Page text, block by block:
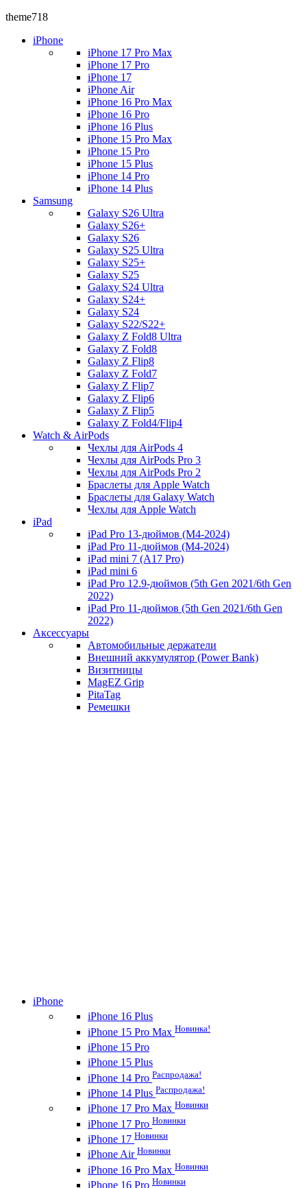
theme718
iPhone
iPhone 17 Pro Max
iPhone 17 Pro
iPhone 17
iPhone Air
iPhone 16 Pro Max
iPhone 16 Pro
iPhone 16 Plus
iPhone 15 Pro Max
iPhone 15 Pro
iPhone 15 Plus
iPhone 14 Pro
iPhone 14 Plus
Samsung
Galaxy S26 Ultra
Galaxy S26+
Galaxy S26
Galaxy S25 Ultra
Galaxy S25+
Galaxy S25
Galaxy S24 Ultra
Galaxy S24+
Galaxy S24
Galaxy S22/S22+
Galaxy Z Fold8 Ultra
Galaxy Z Fold8
Galaxy Z Flip8
Galaxy Z Fold7
Galaxy Z Flip7
Galaxy Z Flip6
Galaxy Z Flip5
Galaxy Z Fold4/Flip4
Watch & AirPods
Чехлы для AirPods 4
Чехлы для AirPods Pro 3
Чехлы для AirPods Pro 2
Браслеты для Apple Watch
Браслеты для Galaxy Watch
Чехлы для Apple Watch
iPad
iPad Pro 13-дюймов (M4-2024)
iPad Pro 11-дюймов (M4-2024)
iPad mini 7 (A17 Pro)
iPad mini 6
iPad Pro 12.9-дюймов (5th Gen 2021/6th Gen
2022)
iPad Pro 11-дюймов (5th Gen 2021/6th Gen
2022)
Аксессуары
Автомобильные держатели
Внешний аккумулятор (Power Bank)
Визитницы
MagEZ Grip
PitaTag
Ремешки
iPhone
iPhone 16 Plus
iPhone 15 Pro Max Новинка!
iPhone 15 Pro
iPhone 15 Plus
iPhone 14 Pro Распродажа!
iPhone 14 Plus Распродажа!
iPhone 17 Pro Max Новинки
iPhone 17 Pro Новинки
iPhone 17 Новинки
iPhone Air Новинки
iPhone 16 Pro Max Новинки
iPhone 16 Pro Новинки